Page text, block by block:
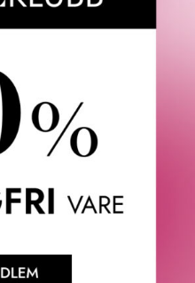
fargede
og en glødende
i én enkel påføring.
en sunn glød, samtidig
utstråling – med
huden jevnere ut, med